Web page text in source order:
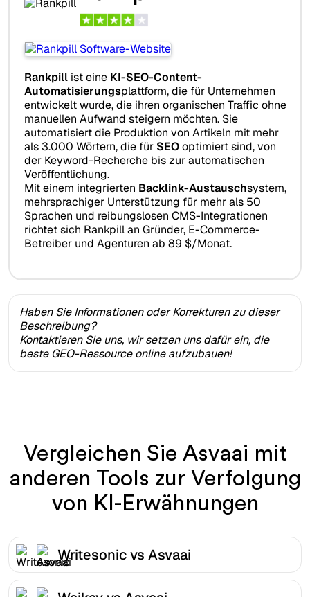
Rankpillist eine KI-SEO-Content-
Automatisierungsplattform, die für Unternehmen
entwickelt wurde, die ihren organischen Traffic ohne
manuellen Aufwand steigern möchten. Sie
automatisiert die Produktion von Artikeln mit mehr
als 3.000 Wörtern, die für SEOoptimiert sind, von
der Keyword-Recherche bis zur automatischen
Veröffentlichung.
Mit einem integrierten Backlink-Austauschsystem,
mehrsprachiger Unterstützung für mehr als 50
Sprachen und reibungslosen CMS-Integrationen
richtet sich Rankpill an Gründer, E-Commerce-
Betreiber und Agenturen ab 89 $/Monat.
Haben Sie Informationen oder Korrekturen zu dieser
Beschreibung?
Kontaktieren Sie uns, wir setzen uns dafür ein, die
beste GEO-Ressource online aufzubauen!
Vergleichen Sie Asvaai mit
anderen Tools zur Verfolgung
von KI-Erwähnungen
Writesonic vs Asvaai